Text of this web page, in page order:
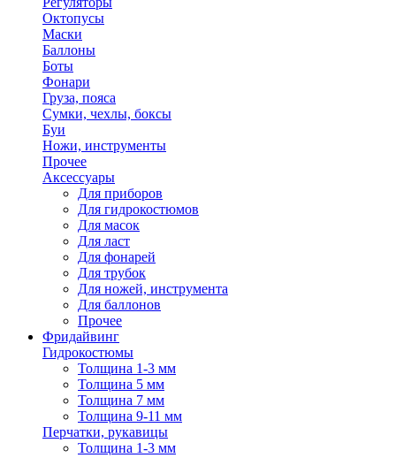
Октопусы
Маски
Баллоны
Боты
Фонари
Груза, пояса
Сумки, чехлы, боксы
Буи
Ножи, инструменты
Прочее
Аксессуары
Для приборов
Для гидрокостюмов
Для масок
Для ласт
Для фонарей
Для трубок
Для ножей, инструмента
Для баллонов
Прочее
Фридайвинг
Гидрокостюмы
Толщина 1-3 мм
Толщина 5 мм
Толщина 7 мм
Толщина 9-11 мм
Перчатки, рукавицы
Толщина 1-3 мм